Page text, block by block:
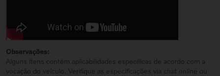
Observações:
Alguns itens contém aplicabilidades específicas de acordo com a
vocação do veículo. Verifique as especificações via chat online ou